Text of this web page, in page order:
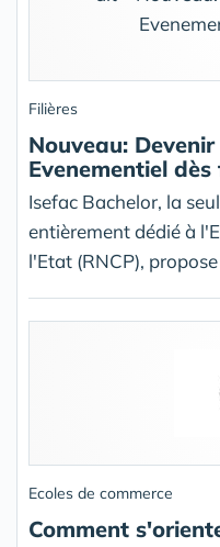
Filières
Nouveau:
Evenementiel
Isefac Bachelor, la
entièrement dédié à
l'Etat (RNCP),
Ecoles de commerce
Comment